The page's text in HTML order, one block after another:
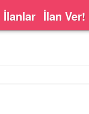
İlanlar İlan Ver!